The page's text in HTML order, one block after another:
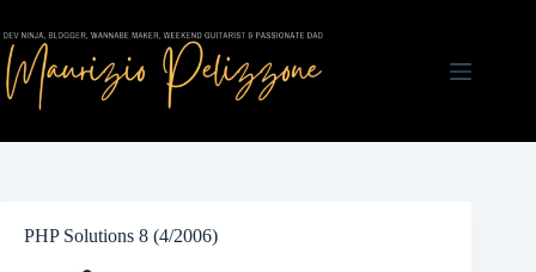
al
contenuto
PHP Solutions 8 (4/2006)